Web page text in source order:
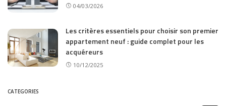
04/03/2026
Les critères essentiels pour choisir son premier
appartement neuf : guide complet pour les
acquéreurs
10/12/2025
CATEGORIES